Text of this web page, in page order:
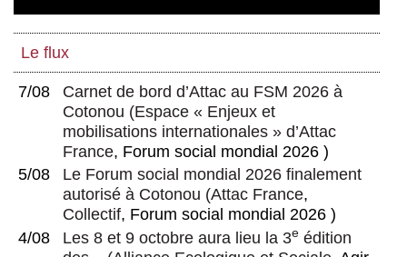
Le flux
7/08
Carnet de bord d’Attac au FSM 2026 à
Cotonou (Espace « Enjeux et
mobilisations internationales » d’Attac
France, Forum social mondial 2026 )
5/08
Le Forum social mondial 2026 finalement
autorisé à Cotonou (Attac France,
Collectif, Forum social mondial 2026 )
4/08
Les 8 et 9 octobre aura lieu la 3e édition